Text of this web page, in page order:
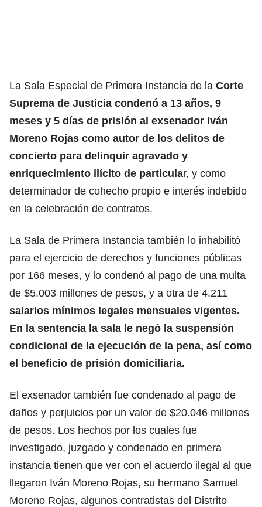
La Sala Especial de Primera Instancia de la Corte
Suprema de Justicia condenó a 13 años, 9
meses y 5 días de prisión al exsenador Iván
Moreno Rojas como autor de los delitos de
concierto para delinquir agravado y
enriquecimiento ilícito de particular, y como
determinador de cohecho propio e interés indebido
en la celebración de contratos.
La Sala de Primera Instancia también lo inhabilitó
para el ejercicio de derechos y funciones públicas
por 166 meses, y lo condenó al pago de una multa
de $5.003 millones de pesos, y a otra de 4.211
salarios mínimos legales mensuales vigentes.
En la sentencia la sala le negó la suspensión
condicional de la ejecución de la pena, así como
el beneficio de prisión domiciliaria.
El exsenador también fue condenado al pago de
daños y perjuicios por un valor de $20.046 millones
de pesos. Los hechos por los cuales fue
investigado, juzgado y condenado en primera
instancia tienen que ver con el acuerdo ilegal al que
llegaron Iván Moreno Rojas, su hermano Samuel
Moreno Rojas, algunos contratistas del Distrito